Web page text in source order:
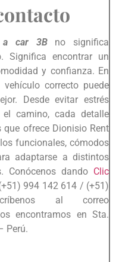
a car 3Bno significa
Significa encontrar un
y confianza. En
correcto puede
Desde evitar estrés
camino, cada detalle
ofrece Dionisio Rent
funcionales, cómodos
adaptarse a distintos
Conócenos dando Clic
994 142 614 / (+51)
al correo
encontramos en Sta.
Perú.